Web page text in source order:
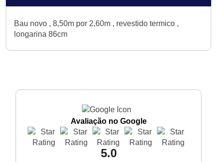
Bau novo , 8,50m por 2,60m , revestido termico ,
longarina 86cm
Avaliação no Google
5.0